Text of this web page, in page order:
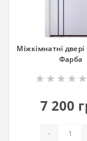
Міжкімнатні
Фарба
7 200
-